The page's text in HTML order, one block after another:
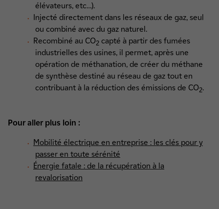
élévateurs, etc…).
Injecté directement dans les réseaux de gaz, seul
ou combiné avec du gaz naturel.
Recombiné au CO2 capté à partir des fumées
industrielles des usines, il permet, après une
opération de méthanation, de créer du méthane
de synthèse destiné au réseau de gaz tout en
contribuant à la réduction des émissions de CO2.
Pour aller plus loin :
Mobilité électrique en entreprise : les clés pour y
passer en toute sérénité
Énergie fatale : de la récupération à la
revalorisation